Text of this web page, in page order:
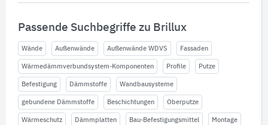
Passende Suchbegriffe zu Brillux
Wände Außenwände Außenwände WDVS Fassaden
Wärmedämmverbundsystem-Komponenten Profile Putze
Befestigung Dämmstoffe Wandbausysteme
gebundene Dämmstoffe Beschichtungen Oberputze
Wärmeschutz Dämmplatten Bau-Befestigungsmittel Montage